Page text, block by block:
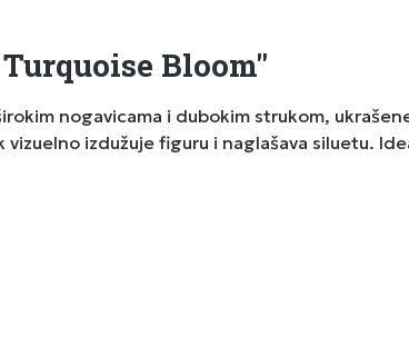
Bloom"
nogavicama i dubokim strukom,
izdužuje figuru i naglašava siluetu.